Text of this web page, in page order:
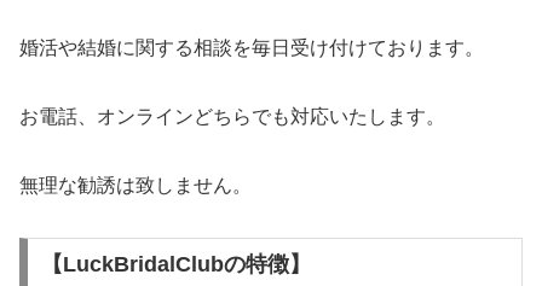
婚活や結婚に関する相談を毎日受け付けております。
お電話、オンラインどちらでも対応いたします。
無理な勧誘は致しません。
【LuckBridalClubの特徴】